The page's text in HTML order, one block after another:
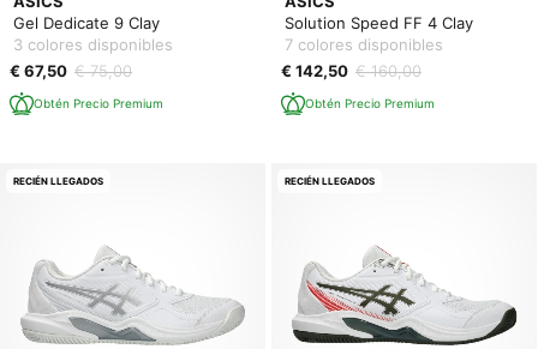
Gel Dedicate 9 Clay
3 colores disponibles
€ 67,50 € 75,00
Obtén Precio Premium
Solution Speed FF 4 Clay
7 colores disponibles
€ 142,50 € 160,00
Obtén Precio Premium
RECIÉN LLEGADOS RECIÉN LLEGADOS